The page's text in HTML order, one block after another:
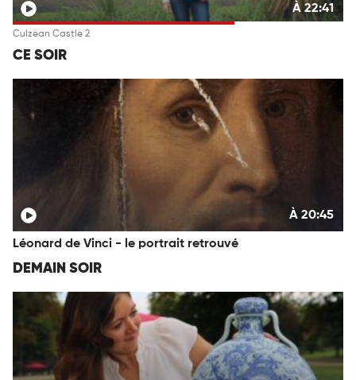
À 22:41
Culzean Castle 2
CE SOIR
À 20:45
Léonard de Vinci - le portrait retrouvé
DEMAIN SOIR